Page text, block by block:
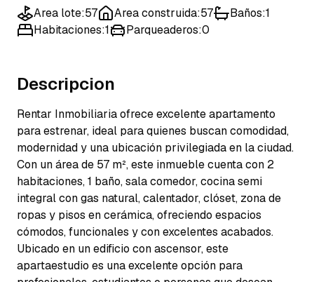
Area lote:57 Area construida:57 Baños:1
Habitaciones:1 Parqueaderos:0
Descripcion
Rentar Inmobiliaria ofrece excelente apartamento
para estrenar, ideal para quienes buscan comodidad,
modernidad y una ubicación privilegiada en la ciudad.
Con un área de 57 m², este inmueble cuenta con 2
habitaciones, 1 baño, sala comedor, cocina semi
integral con gas natural, calentador, clóset, zona de
ropas y pisos en cerámica, ofreciendo espacios
cómodos, funcionales y con excelentes acabados.
Ubicado en un edificio con ascensor, este
apartaestudio es una excelente opción para